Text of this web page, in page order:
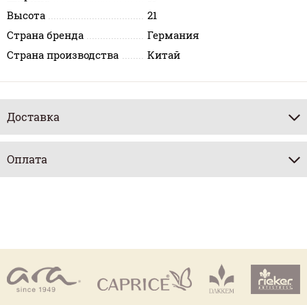
Высота
21
Страна бренда
Германия
Страна производства
Китай
Доставка
Оплата